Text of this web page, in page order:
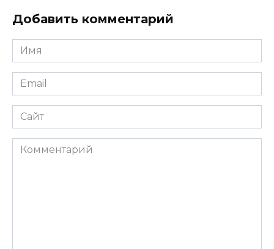
Добавить комментарий
Имя
*
Email
*
Сайт
Комментарий